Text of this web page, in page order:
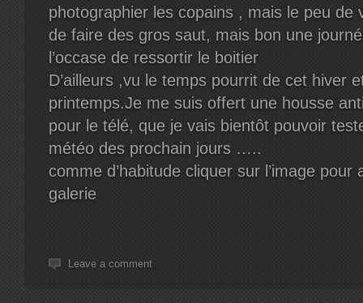
photographier les copains , mais le peu de
de faire des gros saut, mais bon une
l’occase de ressortir le boitier
D’ailleurs ,vu le temps pourrit de cet hiver
printemps.Je me suis offert une housse
pour le télé, que je vais bientôt pouvoir
météo des prochain jours …..
comme d’habitude cliquer sur l’image pour
galerie
Leave a comment